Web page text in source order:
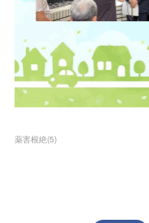
薬害根絶(5)